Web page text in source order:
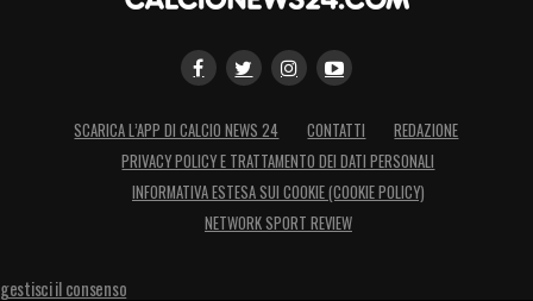
SCARICA L’APP DI CALCIO NEWS 24 CONTATTI
REDAZIONE
PRIVACY POLICY E TRATTAMENTO DEI DATI PERSONALI
INFORMATIVA ESTESA SUI COOKIE (COOKIE POLICY)
NETWORK SPORT REVIEW
gestisci il consenso